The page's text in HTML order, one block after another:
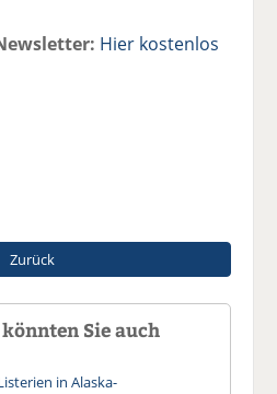
Hier kostenlos
Zurück
Sie auch
in Alaska-